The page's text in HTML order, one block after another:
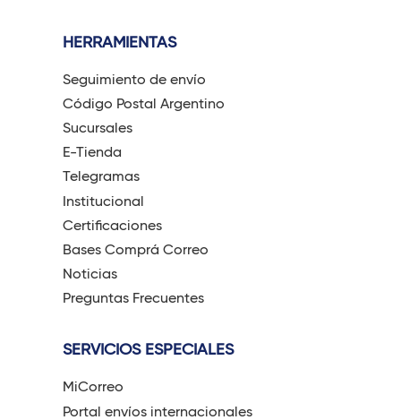
HERRAMIENTAS
Seguimiento de envío
Código Postal Argentino
Sucursales
E-Tienda
Telegramas
Institucional
Certificaciones
Bases Comprá Correo
Noticias
Preguntas Frecuentes
SERVICIOS ESPECIALES
MiCorreo
Portal envíos internacionales